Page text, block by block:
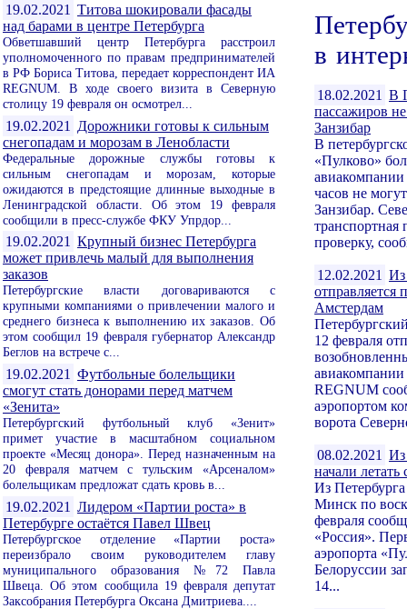
19.02.2021 Титова шокировали фасады
над барами в центре Петербурга
Обветшавший центр Петербурга расстроил
уполномоченного по правам предпринимателей
в РФ Бориса Титова, передает корреспондент ИА
REGNUM. В ходе своего визита в Северную
столицу 19 февраля он осмотрел...
19.02.2021
Дорожники готовы к сильным
снегопадам и морозам в Ленобласти
Федеральные дорожные службы готовы к
сильным снегопадам и морозам, которые
ожидаются в предстоящие длинные выходные в
Ленинградской области. Об этом 19 февраля
сообщили в пресс-службе ФКУ Упрдор...
19.02.2021 Крупный бизнес Петербурга
может привлечь малый для выполнения
заказов
Петербургские власти договариваются с
крупными компаниями о привлечении малого и
среднего бизнеса к выполнению их заказов. Об
этом сообщил 19 февраля губернатор Александр
Беглов на встрече с...
19.02.2021 Футбольные болельщики
смогут стать донорами перед матчем
«Зенита»
Петербургский футбольный клуб «Зенит»
примет участие в масштабном социальном
проекте «Месяц донора». Перед назначенным на
20 февраля матчем с тульским «Арсеналом»
болельщикам предложат сдать кровь в...
19.02.2021 Лидером «Партии роста» в
Петербурге остаётся Павел Швец
Петербургское отделение «Партии роста»
переизбрало своим руководителем главу
муниципального образования №72 Павла
Швеца. Об этом сообщила 19 февраля депутат
Заксобрания Петербурга Оксана Дмитриева....
в
18.02.2021 В
пассажиров
Занзибар
В
«Пулково»
часов не
Занзибар.
транспортная
проверку,
12.02.2021 Из
отправляется
Амстердам
12 февраля
REGNUM
аэропортом
ворота
08.02.2021 Из
начали
Из
Минск по
февраля
«Россия».
аэропорта
Белоруссии
14...